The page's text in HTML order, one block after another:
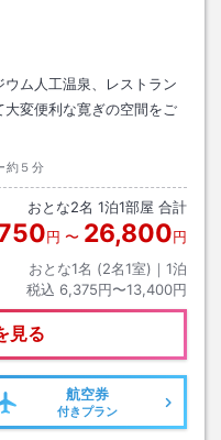
ウム人工温泉、レストラン
変便利な寛ぎの空間をご
約５分
おとな2名 1泊1部屋 合計
円 〜 26,800円
おとな1名 (2名1室)｜ 1泊
税込 6,375円〜13,400円
見る
航空券
付きプラン